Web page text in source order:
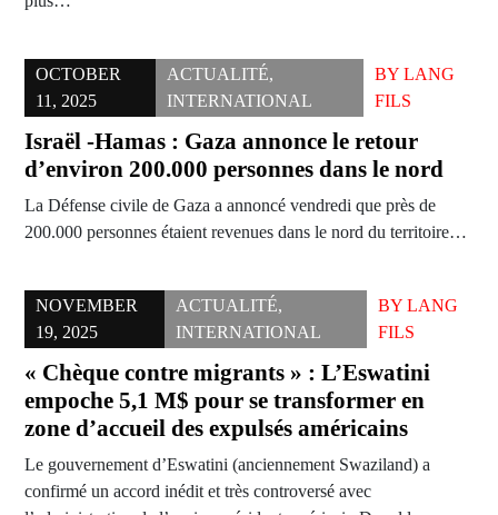
OCTOBER
11, 2025
ACTUALITÉ,
INTERNATIONAL
BYLANG
FILS
Israël -Hamas : Gaza annonce le retour
d’environ 200.000 personnes dans le nord
La Défense civile de Gaza a annoncé vendredi que près de
200.000 personnes étaient revenues dans le nord du territoire…
NOVEMBER
19, 2025
ACTUALITÉ,
INTERNATIONAL
BY LANG
FILS
« Chèque contre migrants » : L’Eswatini
empoche 5,1 M$ pour se transformer en
zone d’accueil des expulsés américains
Le gouvernement d’Eswatini (anciennement Swaziland) a
confirmé un accord inédit et très controversé avec